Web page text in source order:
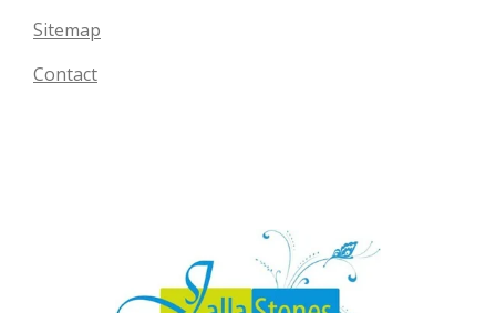
Sitemap
Contact